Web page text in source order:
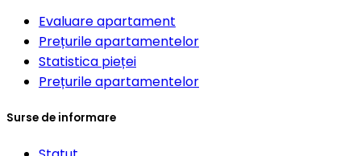
Evaluare apartament
Prețurile apartamentelor
Statistica pieței
Prețurile apartamentelor
Surse de informare